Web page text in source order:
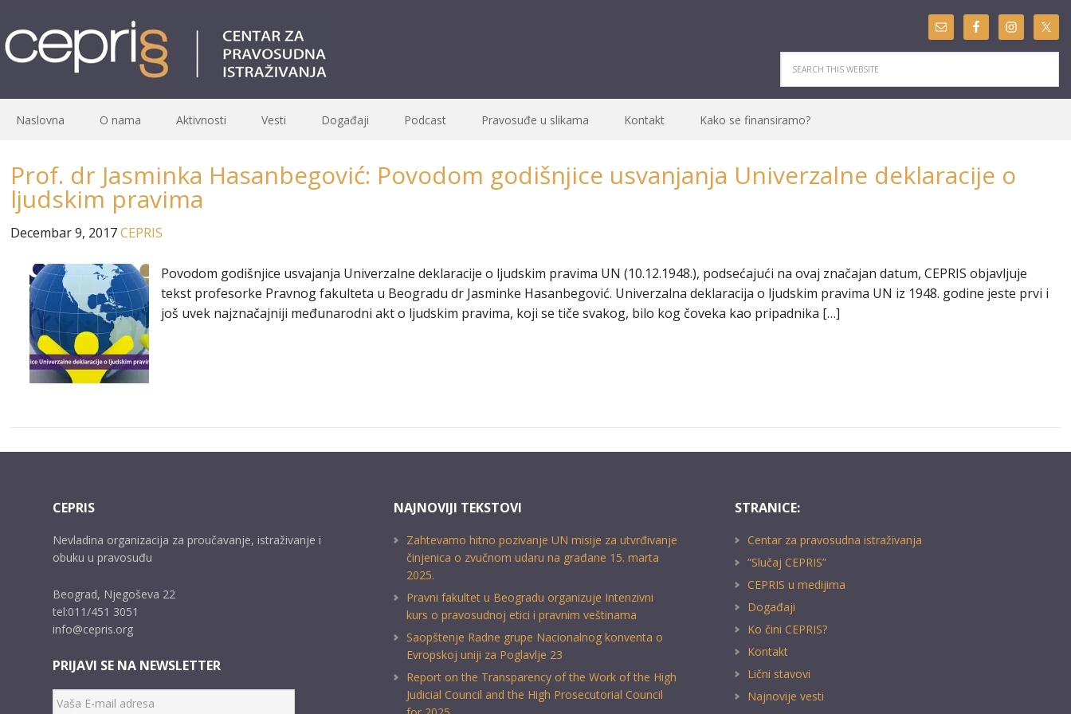
Naslovna O nama Aktivnosti Vesti Događaji Podcast Pravosuđe u slikama Kontakt Kako se finansiramo?
Prof. dr Jasminka Hasanbegović: Povodom godišnjice usvanjanja Univerzalne deklaracije o
ljudskim pravima
Decembar 9, 2017 CEPRIS
Povodom godišnjice usvajanja Univerzalne deklaracije o ljudskim pravima UN (10.12.1948.), podsećajući na ovaj značajan datum, CEPRIS objavljuje
tekst profesorke Pravnog fakulteta u Beogradu dr Jasminke Hasanbegović. Univerzalna deklaracija o ljudskim pravima UN iz 1948. godine jeste prvi i
još uvek najznačajniji međunarodni akt o ljudskim pravima, koji se tiče svakog, bilo kog čoveka kao pripadnika […]
CEPRIS
Nevladina organizacija za proučavanje, istraživanje i
obuku u pravosuđu
Beograd, Njegoševa 22
tel:011/451 3051
info@cepris.org
PRIJAVI SE NA NEWSLETTER
NAJNOVIJI TEKSTOVI
Zahtevamo hitno pozivanje UN misije za utvrđivanje
činjenica o zvučnom udaru na građane 15. marta
2025.
Pravni fakultet u Beogradu organizuje Intenzivni
kurs o pravosudnoj etici i pravnim veštinama
Saopštenje Radne grupe Nacionalnog konventa o
Evropskoj uniji za Poglavlje 23
Report on the Transparency of the Work of the High
Judicial Council and the High Prosecutorial Council
STRANICE:
Centar za pravosudna istraživanja
“Slučaj CEPRIS”
CEPRIS u medijima
Događaji
Ko čini CEPRIS?
Kontakt
Lični stavovi
Najnovije vesti